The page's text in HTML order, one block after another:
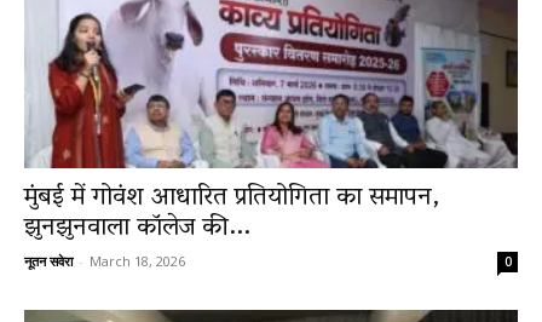
मुंबई में गोवंश आधारित प्रतियोगिता का समापन,
झुनझुनवाला कॉलेज की...
नूतन सवेरा - March 18, 2026 0